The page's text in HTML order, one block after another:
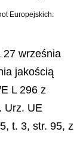
Europejskich:
27 września
jakością
L 296 z
Urz. UE
t. 3, str. 95, z